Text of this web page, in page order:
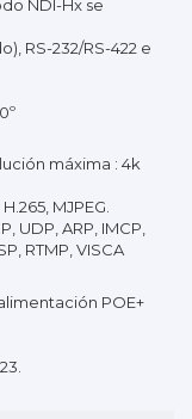
NDI-Hx se
RS-232/RS-422 e
máxima : 4k
MJPEG.
UDP, ARP, IMCP,
RTMP, VISCA
POE+